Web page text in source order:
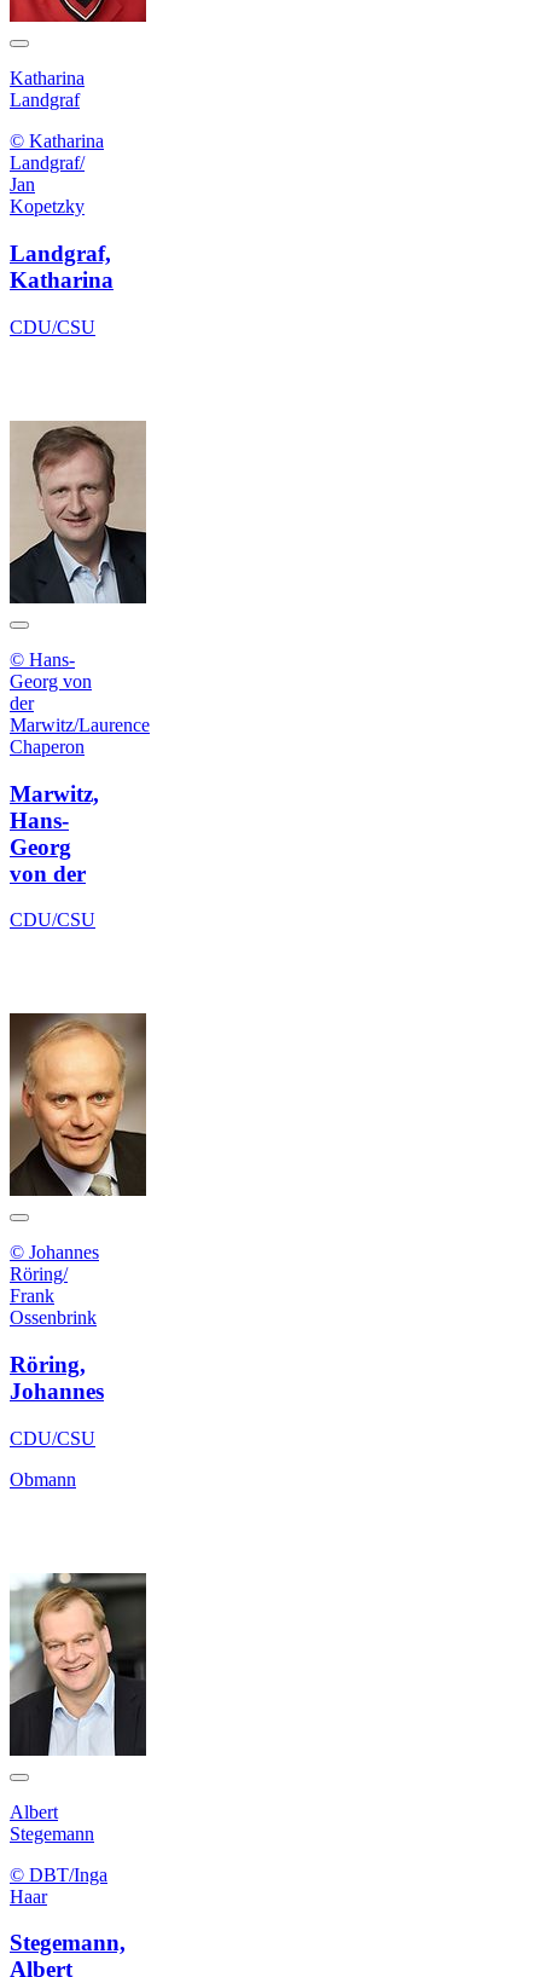
Katharina
Landgraf
© Katharina
Landgraf/
Jan
Kopetzky
Landgraf,
Katharina
CDU/CSU
© Hans-
Georg von
der
Marwitz/Laurence
Chaperon
Marwitz,
Hans-
Georg
von der
CDU/CSU
© Johannes
Röring/
Frank
Ossenbrink
Röring,
Johannes
CDU/CSU
Obmann
Albert
Stegemann
© DBT/Inga
Haar
Stegemann,
Albert